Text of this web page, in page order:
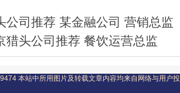
公司推荐 某金融公司 营销总监
猎头公司推荐 餐饮运营总监
本站中所用图片及转载文章内容均来自网络与用户